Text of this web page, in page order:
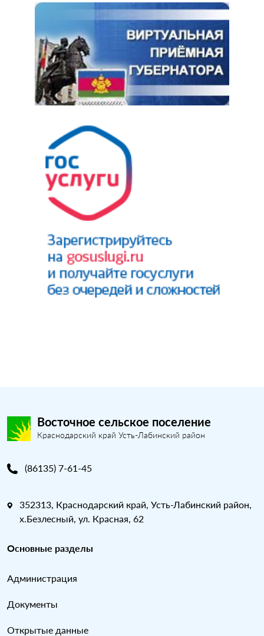
Восточное сельское поселение
Краснодарский край Усть-Лабинский район
(86135) 7-61-45
352313, Краснодарский край, Усть-Лабинский район,
х.Безлесный, ул. Красная, 62
Основные разделы
Администрация
Документы
Открытые данные